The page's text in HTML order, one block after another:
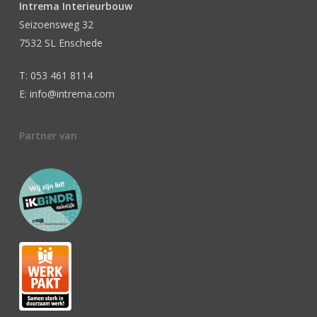
Intrema Interieurbouw
Seizoensweg 32
7532 SL Enschede
T: 053 461 8114
E: info@intrema.com
Partner van